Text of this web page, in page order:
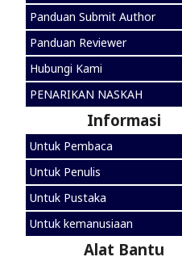
Panduan Submit Author
Panduan Reviewer
Hubungi Kami
PENARIKAN NASKAH
Informasi
Untuk Pembaca
Untuk Penulis
Untuk Pustaka
Untuk kemanusiaan
Alat Bantu